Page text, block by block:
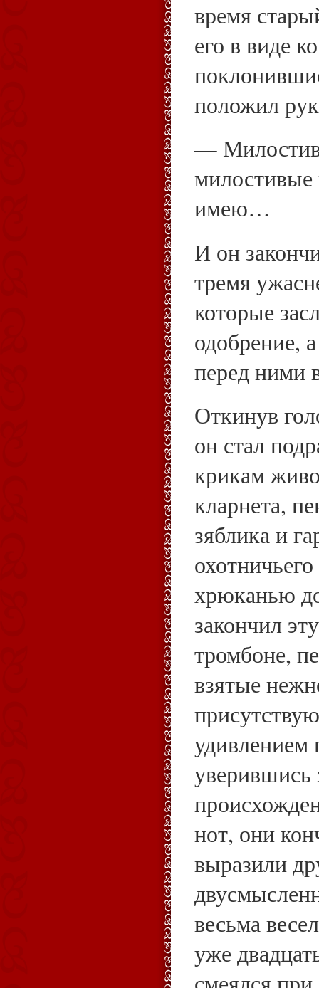
время
его в виде
положил
—
милостивые
имею…
И он
тремя
которые
одобрение,
перед ними
Откинув
он стал
крикам
кларнета,
зяблика и
хрюканью
закончил
тромбоне,
взятые
удивлением
уверившись
нот, они
выразили
весьма
уже